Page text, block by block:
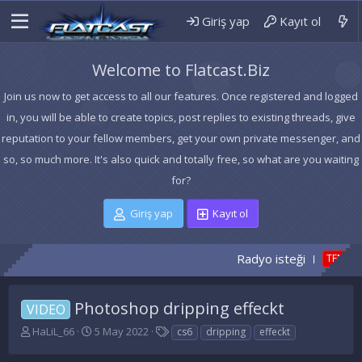
Giriş yap Kayıt ol
Welcome to Flatcast.Biz
Join us now to get access to all our features. Once registered and logged
in, you will be able to create topics, post replies to existing threads, give
reputation to your fellow members, get your own private messenger, and
so, so much more. It's also quick and totally free, so what are you waiting
for?
Giriş yap Kayıt ol
Radyo isteği TEMA
VIDEO Photoshop dripping effeckt
K
HaLiL_66
B
5 May 2022
E
t
cs6 dripping effeckt